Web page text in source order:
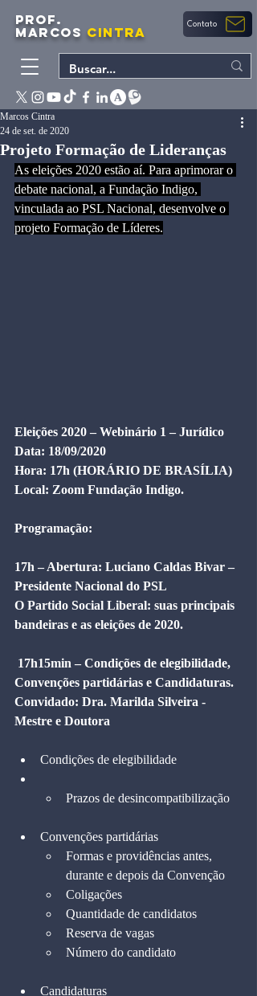
PROF.
MARCOS CINTRA Contato
Projeto Formação de Lideranças
Marcos Cintra
24 de set. de 2020
As eleições 2020 estão aí. Para aprimorar o
debate nacional, a Fundação Indigo,
vinculada ao PSL Nacional, desenvolve o
projeto Formação de Líderes.
Eleições 2020 – Webinário 1 – Jurídico
Data: 18/09/2020
Hora: 17h (HORÁRIO DE BRASÍLIA)
Local: Zoom Fundação Indigo.
Programação:
17h – Abertura: Luciano Caldas Bivar –
Presidente Nacional do PSL
O Partido Social Liberal: suas principais
bandeiras e as eleições de 2020.
17h15min – Condições de elegibilidade,
Convenções partidárias e Candidaturas.
Convidado: Dra. Marilda Silveira -
Mestre e Doutora
Condições de elegibilidade
Prazos de desincompatibilização
Convenções partidárias
Formas e providências antes,
durante e depois da Convenção
Coligações
Quantidade de candidatos
Reserva de vagas
Número do candidato
Candidaturas